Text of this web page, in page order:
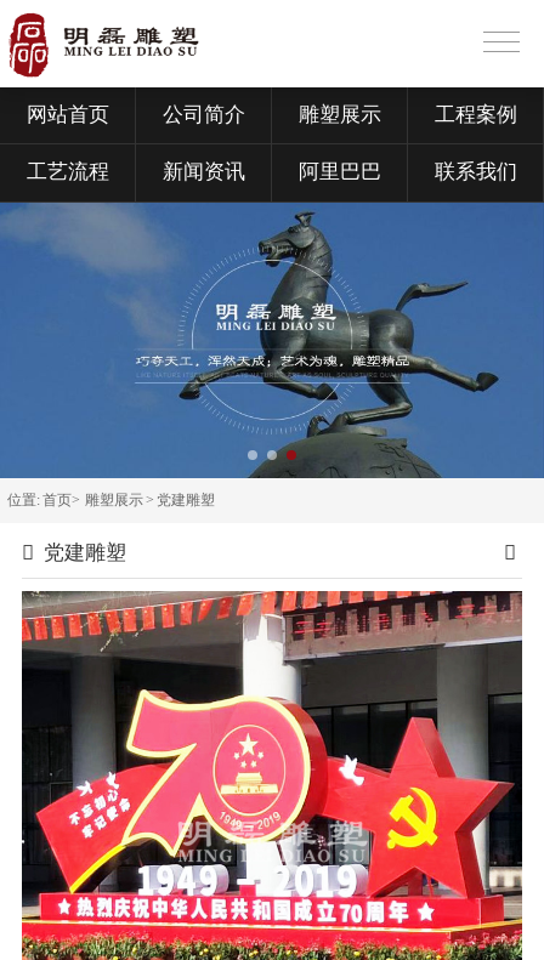
网站首页 公司简介 雕塑展示 工程案例
工艺流程 新闻资讯 阿里巴巴 联系我们
位置:首页> 雕塑展示> 党建雕塑
党建雕塑